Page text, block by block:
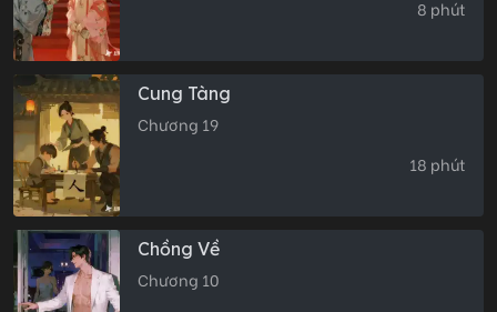
8 phút
Cung Tàng
Chương 19
18 phút
Chồng Về
Chương 10